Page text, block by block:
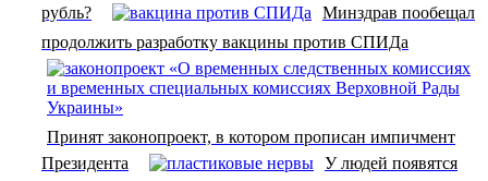
рубль?
Минздрав пообещал
продолжить разработку вакцины против СПИДа
Принят законопроект, в котором прописан импичмент
Президента
У людей появятся